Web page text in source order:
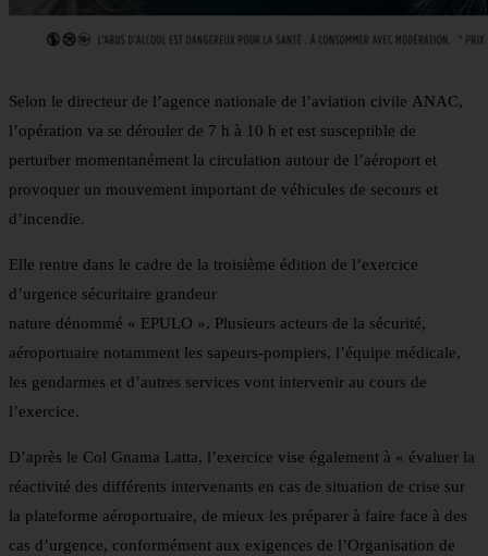
Selon le directeur de l’agence nationale de l’aviation civile ANAC,
l’opération va se dérouler de 7 h à 10 h et est susceptible de
perturber momentanément la circulation autour de l’aéroport et
provoquer un mouvement important de véhicules de secours et
d’incendie.
Elle rentre dans le cadre de la troisième édition de l’exercice
d’urgence sécuritaire grandeur
nature dénommé « EPULO ». Plusieurs acteurs de la sécurité,
aéroportuaire notamment les sapeurs-pompiers, l’équipe médicale,
les gendarmes et d’autres services vont intervenir au cours de
l’exercice.
D’après le Col Gnama Latta, l’exercice vise également à « évaluer la
réactivité des différents intervenants en cas de situation de crise sur
la plateforme aéroportuaire, de mieux les préparer à faire face à des
cas d’urgence, conformément aux exigences de l’Organisation de